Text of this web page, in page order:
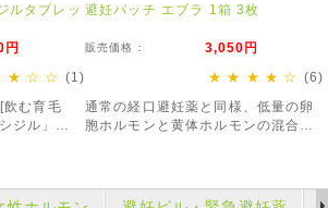
ルタブレッ
円
★ ☆ ☆ (1)
飲む育毛
ジル」
避妊パッチ エブラ 1箱 3枚
販売価格： 3,050円
★ ★ ★ ★ ☆ (6)
通常の経口避妊薬と同様、低量の卵
胞ホルモンと黄体ホルモンの混合剤